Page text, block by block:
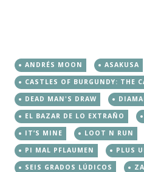
ANDRÉS MOON
ASAKUSA
CASTLES OF BURGUNDY: THE
DEAD MAN'S DRAW
EL BAZAR DE LO EXTRAÑO
IT’S MINE
LOOT N RUN
PI MAL PFLAUMEN
PLUS
SEIS GRADOS LÚDICOS